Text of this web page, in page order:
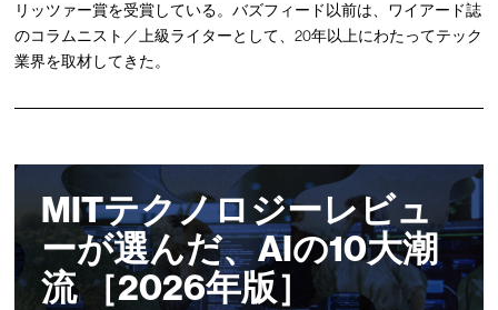
リッツァー賞を受賞している。バズフィード以前は、ワイアード誌
のコラムニスト／上級ライターとして、20年以上にわたってテック
業界を取材してきた。
MITテクノロジーレビュ
ーが選んだ、AIの10大潮
流 ［2026年版］